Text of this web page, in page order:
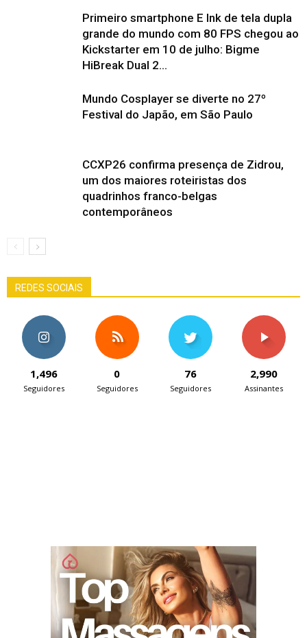
Primeiro smartphone E Ink de tela dupla
grande do mundo com 80 FPS chegou ao
Kickstarter em 10 de julho: Bigme
HiBreak Dual 2...
Mundo Cosplayer se diverte no 27º
Festival do Japão, em São Paulo
CCXP26 confirma presença de Zidrou,
um dos maiores roteiristas dos
quadrinhos franco-belgas
contemporâneos
REDES SOCIAIS
1,496
Seguidores
0
Seguidores
76
Seguidores
2,990
Assinantes